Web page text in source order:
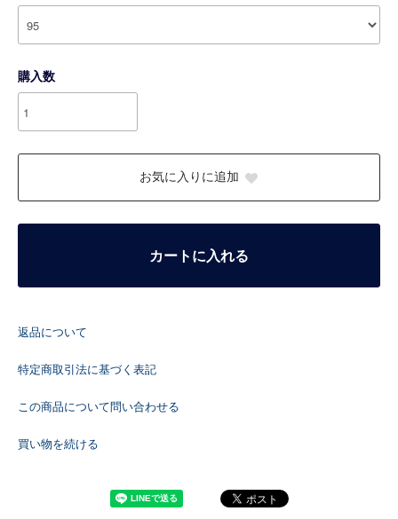
購入数
お気に入りに追加
カートに入れる
返品について
特定商取引法に基づく表記
この商品について問い合わせる
買い物を続ける